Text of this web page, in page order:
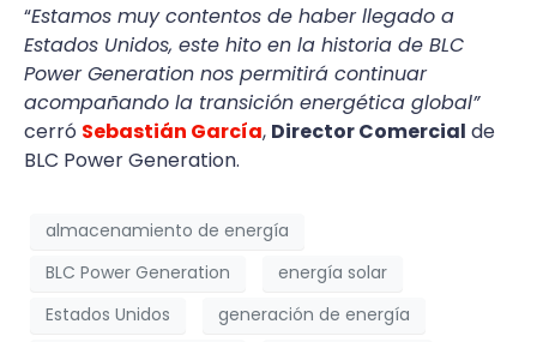
“Estamos muy contentos de haber llegado a
Estados Unidos, este hito en la historia de BLC
Power Generation nos permitirá continuar
acompañando la transición energética global”
cerró Sebastián García, Director Comercial de
BLC Power Generation.
almacenamiento de energía
BLC Power Generation
energía solar
Estados Unidos
generación de energía